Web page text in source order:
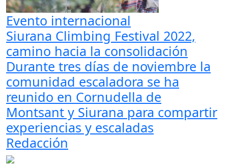
Evento internacional
Siurana Climbing Festival 2022,
camino hacia la consolidación
Durante tres días de noviembre la
comunidad escaladora se ha
reunido en Cornudella de
Montsant y Siurana para compartir
experiencias y escaladas
Redacción